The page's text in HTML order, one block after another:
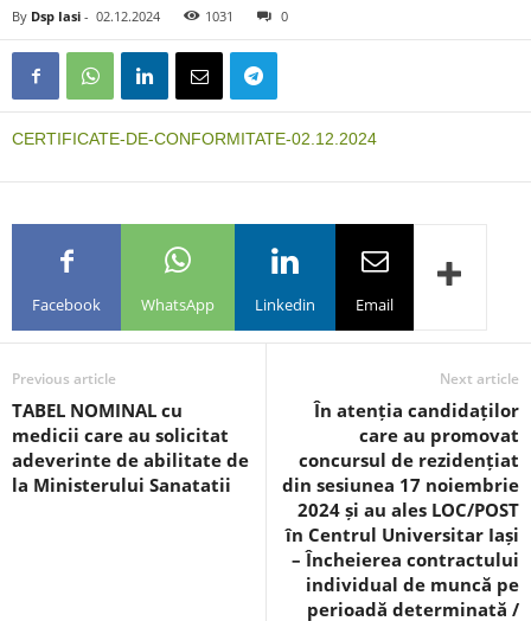
By Dsp Iasi - 02.12.2024 1031 0
CERTIFICATE-DE-CONFORMITATE-02.12.2024
Facebook WhatsApp Linkedin Email
Previous article
TABEL NOMINAL cu
medicii care au solicitat
adeverinte de abilitate de
la Ministerului Sanatatii
Next article
În atenția candidaților
care au promovat
concursul de rezidențiat
din sesiunea 17 noiembrie
2024 și au ales LOC/POST
în Centrul Universitar Iași
– Încheierea contractului
individual de muncă pe
perioadă determinată /